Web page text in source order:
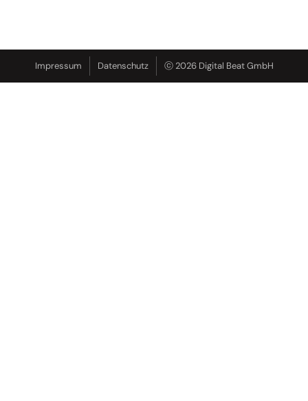
Impressum Datenschutz ⓒ 2026 Digital Beat GmbH